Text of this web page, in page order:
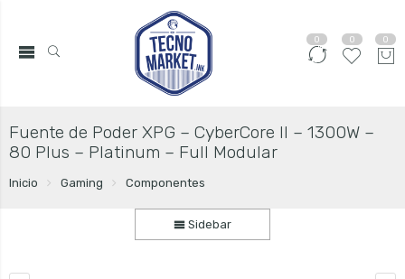
0 0 0
Fuente de Poder XPG – CyberCore II – 1300W –
80 Plus – Platinum – Full Modular
Inicio Gaming Componentes
Sidebar